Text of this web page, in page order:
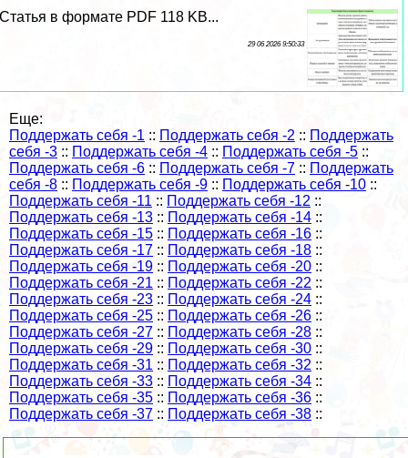
Статья в формате PDF 118 KB...
29 06 2026 9:50:33
Еще:
Поддержать себя -1 :: Поддержать себя -2 :: Поддержать
себя -3 :: Поддержать себя -4 :: Поддержать себя -5 ::
Поддержать себя -6 :: Поддержать себя -7 :: Поддержать
себя -8 :: Поддержать себя -9 :: Поддержать себя -10 ::
Поддержать себя -11 :: Поддержать себя -12 ::
Поддержать себя -13 :: Поддержать себя -14 ::
Поддержать себя -15 :: Поддержать себя -16 ::
Поддержать себя -17 :: Поддержать себя -18 ::
Поддержать себя -19 :: Поддержать себя -20 ::
Поддержать себя -21 :: Поддержать себя -22 ::
Поддержать себя -23 :: Поддержать себя -24 ::
Поддержать себя -25 :: Поддержать себя -26 ::
Поддержать себя -27 :: Поддержать себя -28 ::
Поддержать себя -29 :: Поддержать себя -30 ::
Поддержать себя -31 :: Поддержать себя -32 ::
Поддержать себя -33 :: Поддержать себя -34 ::
Поддержать себя -35 :: Поддержать себя -36 ::
Поддержать себя -37 :: Поддержать себя -38 ::